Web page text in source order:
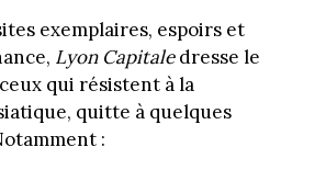
exemplaires, espoirs et
Lyon Capitaledresse le
qui résistent à la
quitte à quelques
: